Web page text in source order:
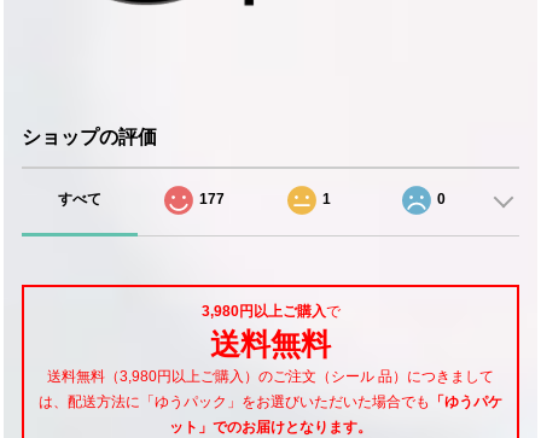
ショップの評価
すべて 177 1 0
3,980円以上ご購入で
送料無料
送料無料（3,980円以上ご購入）のご注文（シール 品）につきまして
は、配送方法に「ゆうパック」をお選びいただいた場合でも
「ゆうパケ
ット」でのお届けとなります。